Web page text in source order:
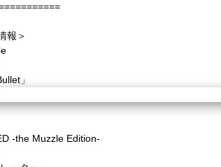
報＞
」
-the Muzzle Edition-